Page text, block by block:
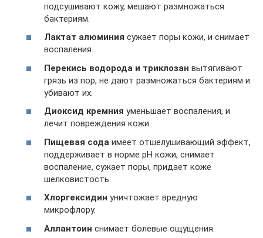
подсушивают кожу, мешают размножаться
бактериям.
Лактат алюминия сужает поры кожи, и снимает
воспаления.
Перекись водорода и триклозан вытягивают
грязь из пор, не дают размножаться бактериям и
убивают их.
Диоксид кремния уменьшает воспаления, и
лечит повреждения кожи.
Пищевая сода имеет отшелушивающий эффект,
поддерживает в норме pH кожи, снимает
воспаление, сужает поры, придает коже
шелковистость.
Хлоргексидин уничтожает вредную
микрофлору.
Аллантоин снимает болевые ощущения.